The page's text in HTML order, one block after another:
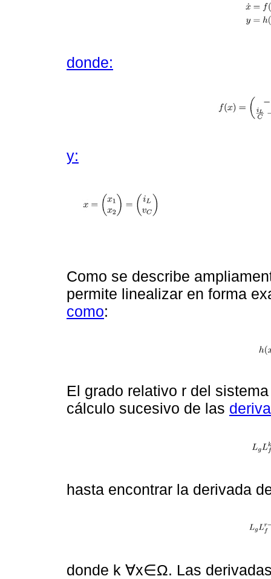
donde:
y:
Como se describe
permite linealizar en forma
como:
El grado relativo r del
cálculo sucesivo de las
hasta encontrar la derivada
donde k ∀x∈Ω. Las